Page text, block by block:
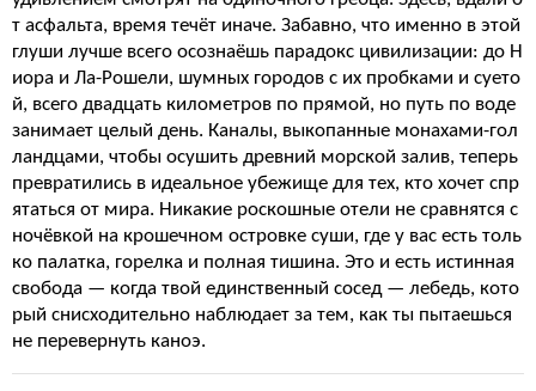
т асфальта, время течёт иначе. Забавно, что именно в этой
глуши лучше всего осознаёшь парадокс цивилизации: до Н
иора и Ла-Рошели, шумных городов с их пробками и суето
й, всего двадцать километров по прямой, но путь по воде
занимает целый день. Каналы, выкопанные монахами-гол
ландцами, чтобы осушить древний морской залив, теперь
превратились в идеальное убежище для тех, кто хочет спр
ятаться от мира. Никакие роскошные отели не сравнятся с
ночёвкой на крошечном островке суши, где у вас есть толь
ко палатка, горелка и полная тишина. Это и есть истинная
свобода — когда твой единственный сосед — лебедь, кото
рый снисходительно наблюдает за тем, как ты пытаешься
не перевернуть каноэ.